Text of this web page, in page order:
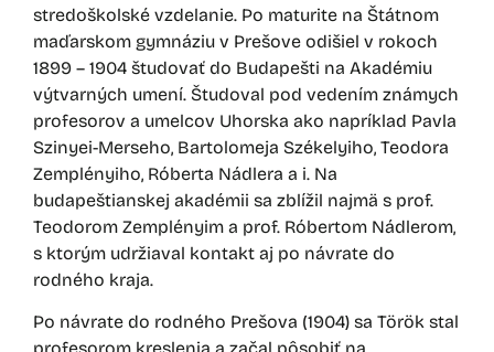
stredoškolské vzdelanie. Po maturite na Štátnom
maďarskom gymnáziu v Prešove odišiel v rokoch
1899 – 1904 študovať do Budapešti na Akadémiu
výtvarných umení. Študoval pod vedením známych
profesorov a umelcov Uhorska ako napríklad Pavla
Szinyei-Merseho, Bartolomeja Székelyiho, Teodora
Zemplényiho, Róberta Nádlera a i. Na
budapeštianskej akadémii sa zblížil najmä s prof.
Teodorom Zemplényim a prof. Róbertom Nádlerom,
s ktorým udržiaval kontakt aj po návrate do
rodného kraja.
Po návrate do rodného Prešova (1904) sa Török stal